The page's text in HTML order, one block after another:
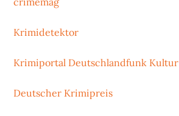
Krimidetektor
Krimiportal Deutschlandfunk Kultur
Deutscher Krimipreis